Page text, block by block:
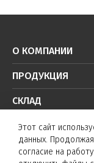
О КОМПАНИИ
ПРОДУКЦИЯ
СКЛАД
РЕШЕНИЯ
ТЕХПОДДЕРЖКА
Этот сайт
данных.
согласие на